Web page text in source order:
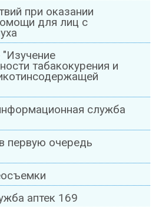
при оказании
для лиц с
табакокурения и
служба
первую очередь
аптек 169